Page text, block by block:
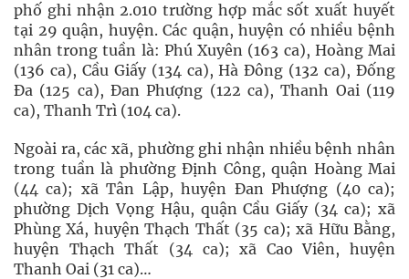
phố ghi nhận 2.010 trường hợp mắc sốt xuất huyết
tại 29 quận, huyện. Các quận, huyện có nhiều bệnh
nhân trong tuần là: Phú Xuyên (163 ca), Hoàng Mai
(136 ca), Cầu Giấy (134 ca), Hà Đông (132 ca), Đống
Đa (125 ca), Đan Phượng (122 ca), Thanh Oai (119
ca), Thanh Trì (104 ca).
Ngoài ra, các xã, phường ghi nhận nhiều bệnh nhân
trong tuần là phường Định Công, quận Hoàng Mai
(44 ca); xã Tân Lập, huyện Đan Phượng (40 ca);
phường Dịch Vọng Hậu, quận Cầu Giấy (34 ca); xã
Phùng Xá, huyện Thạch Thất (35 ca); xã Hữu Bằng,
huyện Thạch Thất (34 ca); xã Cao Viên, huyện
Thanh Oai (31 ca)…